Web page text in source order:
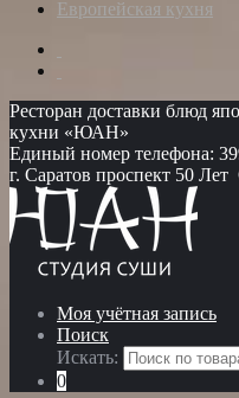
Европейская кухня
Ресторан доставки блюд
кухни «ЮАН»
Единый номер телефона:
г. Саратов проспект 50 Лет
Моя учётная запись
Поиск
Искать:
0